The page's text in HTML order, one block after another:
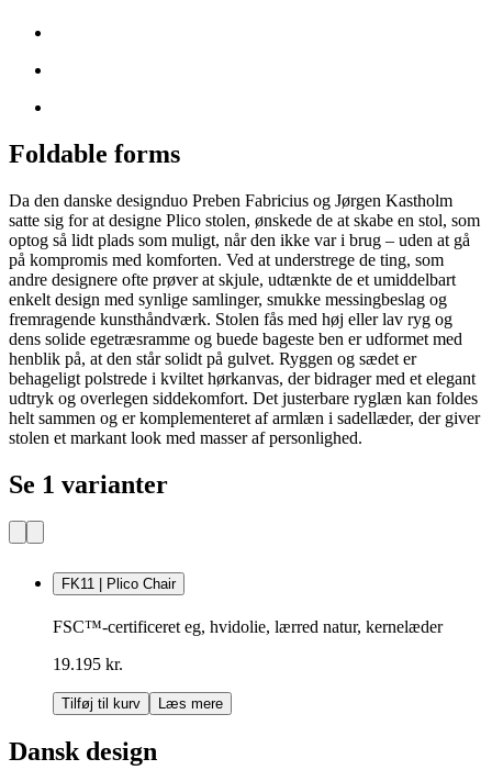
Foldable forms
Da den danske designduo Preben Fabricius og Jørgen Kastholm
satte sig for at designe Plico stolen, ønskede de at skabe en stol, som
optog så lidt plads som muligt, når den ikke var i brug – uden at gå
på kompromis med komforten. Ved at understrege de ting, som
andre designere ofte prøver at skjule, udtænkte de et umiddelbart
enkelt design med synlige samlinger, smukke messingbeslag og
fremragende kunsthåndværk. Stolen fås med høj eller lav ryg og
dens solide egetræsramme og buede bageste ben er udformet med
henblik på, at den står solidt på gulvet. Ryggen og sædet er
behageligt polstrede i kviltet hørkanvas, der bidrager med et elegant
udtryk og overlegen siddekomfort. Det justerbare ryglæn kan foldes
helt sammen og er komplementeret af armlæn i sadellæder, der giver
stolen et markant look med masser af personlighed.
Se 1 varianter
FK11 | Plico Chair
FSC™-certificeret eg, hvidolie, lærred natur, kernelæder
19.195 kr.
Tilføj til kurv Læs mere
Dansk design